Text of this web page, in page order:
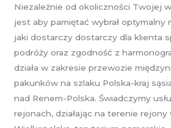
Niezależnie od okoliczności Twojej
jest aby pamiętać wybrał optymalny
jaki dostarczy dostarczy dla klienta
podróży oraz zgodność z
działa w zakresie przewozie
pakunków na szlaku Polska-kraj
nad Renem-Polska. Świadczymy
rejonach, działając na terenie